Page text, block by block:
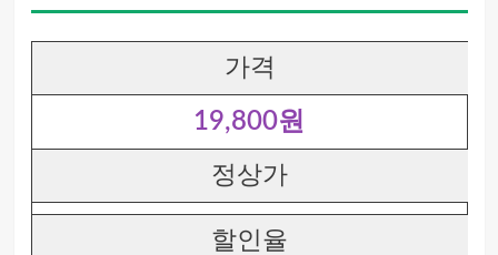
가격
19,800원
정상가
할인율